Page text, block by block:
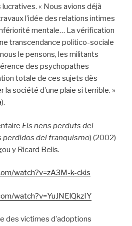
« Nous avions déjà
l’idée des relations intimes
mentale… La vérification
transcendance politico-sociale
le pensons, les militants
des psychopathes
totale de ces sujets dès
la société d’une plaie si terrible. »
Els nens perduts del
perdidos del franquismo) (2002)
y Ricard Belis.
watch?v=zA3M-k-ckis
watch?v=YuJNElQkzIY
des victimes d’adoptions